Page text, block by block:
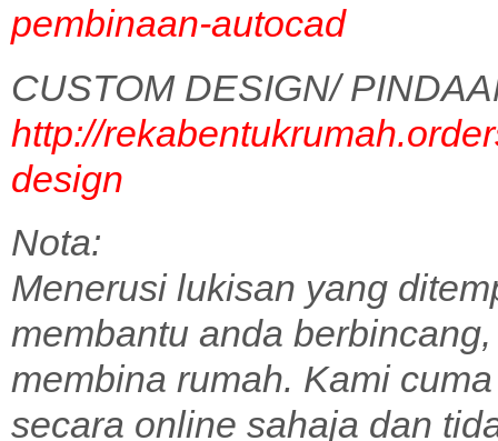
pembinaan-autocad
CUSTOM DESIGN/
http://
design
Nota:
Menerusi lukisan yang
membantu anda
membina rumah. Kami
secara online sahaja dan